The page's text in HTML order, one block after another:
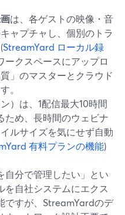
は、各ゲストの映像・音
ャプチャし、個別のトラ
StreamYard ローカル録
ークスペースにアップロ
」のマスターとクラウド
。
ン）は、1配信最大10時間
ため、長時間のウェビナ
ルサイズを気にせず自動
有料プランの機能)
自分で管理したい」とい
を自社システムにエクス
ですが、StreamYardのデ